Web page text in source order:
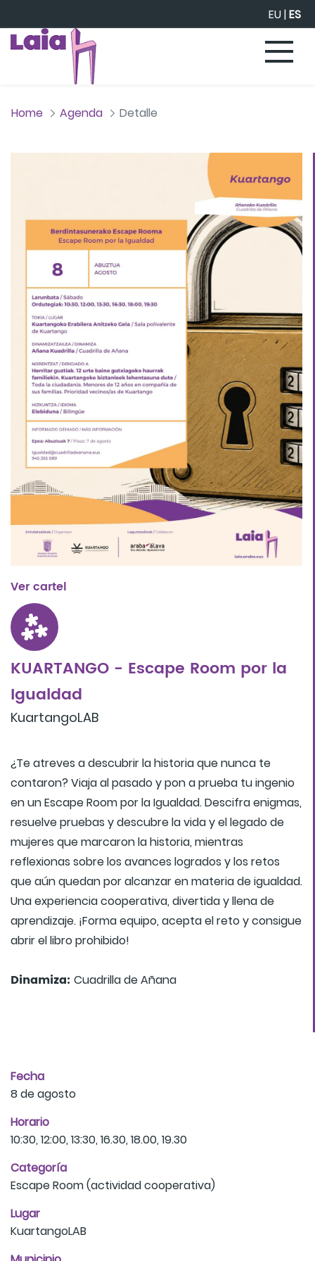
EU|ES
Home Agenda Detalle
Ver cartel
KUARTANGO - Escape Room por la
Igualdad
KuartangoLAB
¿Te atreves a descubrir la historia que nunca te
contaron? Viaja al pasado y pon a prueba tu ingenio
en un Escape Room por la Igualdad. Descifra enigmas,
resuelve pruebas y descubre la vida y el legado de
mujeres que marcaron la historia, mientras
reflexionas sobre los avances logrados y los retos
que aún quedan por alcanzar en materia de igualdad.
Una experiencia cooperativa, divertida y llena de
aprendizaje. ¡Forma equipo, acepta el reto y consigue
abrir el libro prohibido!
Dinamiza: Cuadrilla de Añana
Fecha
8 de agosto
Horario
10:30, 12:00, 13:30, 16.30, 18.00, 19.30
Categoría
Escape Room (actividad cooperativa)
Lugar
KuartangoLAB